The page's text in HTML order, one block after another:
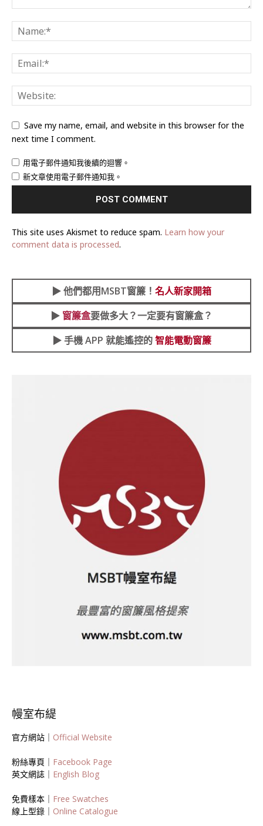
Save my name, email, and website in this browser for the
next time I comment.
用電子郵件通知我後續的迴響。
新文章使用電子郵件通知我。
This site uses Akismet to reduce spam. Learn how your
comment data is processed.
▶︎他們都用MSBT窗簾！ 名人新家開箱
▶︎ 窗簾盒要做多大？一定要有窗簾盒？
▶︎ 手機 APP 就能遙控的智能電動窗簾
幔室布緹
官方網站｜ Official Website
粉絲專頁｜ Facebook Page
英文網誌｜ English Blog
免費樣本｜ Free Swatches
線上型錄｜ Online Catalogue